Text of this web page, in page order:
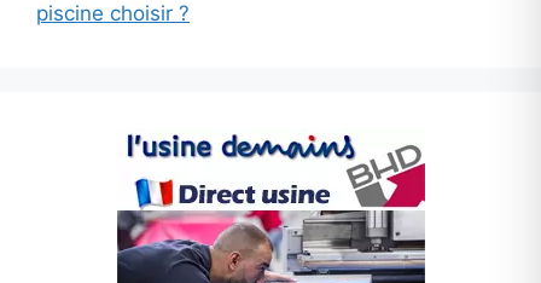
piscine choisir ?